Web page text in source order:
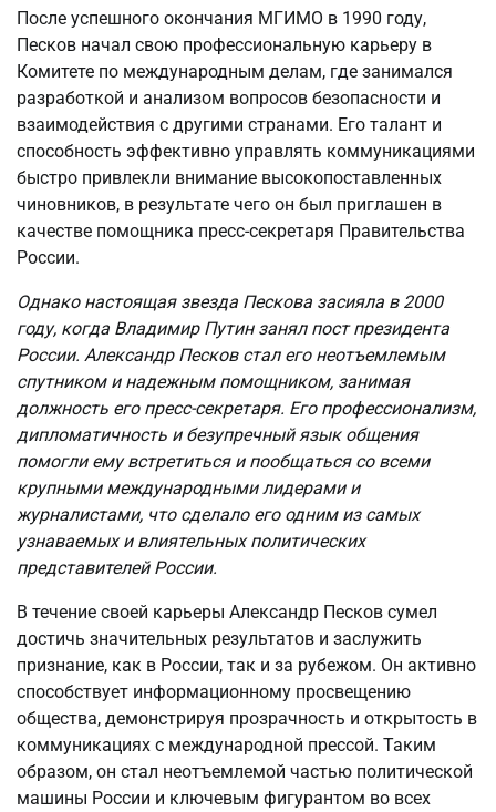
После успешного окончания МГИМО в 1990 году,
Песков начал свою профессиональную карьеру в
Комитете по международным делам, где занимался
разработкой и анализом вопросов безопасности и
взаимодействия с другими странами. Его талант и
способность эффективно управлять коммуникациями
быстро привлекли внимание высокопоставленных
чиновников, в результате чего он был приглашен в
качестве помощника пресс-секретаря Правительства
России.
Однако настоящая звезда Пескова засияла в 2000
году, когда Владимир Путин занял пост президента
России. Александр Песков стал его неотъемлемым
спутником и надежным помощником, занимая
должность его пресс-секретаря. Его профессионализм,
дипломатичность и безупречный язык общения
помогли ему встретиться и пообщаться со всеми
крупными международными лидерами и
журналистами, что сделало его одним из самых
узнаваемых и влиятельных политических
представителей России.
В течение своей карьеры Александр Песков сумел
достичь значительных результатов и заслужить
признание, как в России, так и за рубежом. Он активно
способствует информационному просвещению
общества, демонстрируя прозрачность и открытость в
коммуникациях с международной прессой. Таким
образом, он стал неотъемлемой частью политической
машины России и ключевым фигурантом во всех